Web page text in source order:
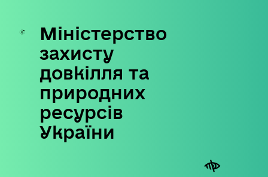
Skip
content
Міністерство
захисту
довкілля та
природних
ресурсів
України